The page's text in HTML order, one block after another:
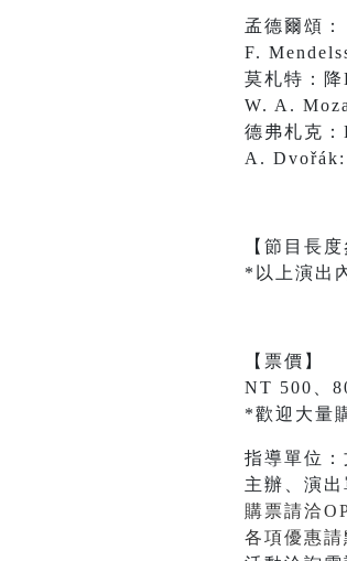
孟德爾頌
F.
莫札特：
W. A.
德弗札克
A.
【節目長
*以上演出
【票價】
NT 500、
*歡迎大量
指導單位：
主辦、演
購票請洽
各項優惠請